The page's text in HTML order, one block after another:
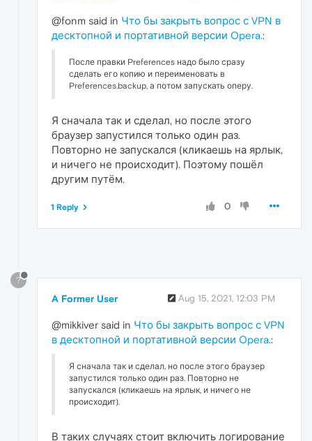
@fonm said in Что бы закрыть вопрос с VPN в
десктопной и портативной версии Opera.:
После правки Preferences надо было сразу
сделать его копию и переименовать в
Preferences.backup, а потом запускать оперу.
Я сначала так и сделал, но после этого
браузер запустился только один раз.
Повторно не запускался (кликаешь на ярлык,
и ничего не происходит). Поэтому пошёл
другим путём.
0
1 Reply
?
A Former User Aug 15, 2021, 12:03 PM
@mikkiver said in Что бы закрыть вопрос с VPN
в десктопной и портативной версии Opera.:
Я сначала так и сделал, но после этого браузер
запустился только один раз. Повторно не
запускался (кликаешь на ярлык, и ничего не
происходит).
В таких случаях стоит включить логирование